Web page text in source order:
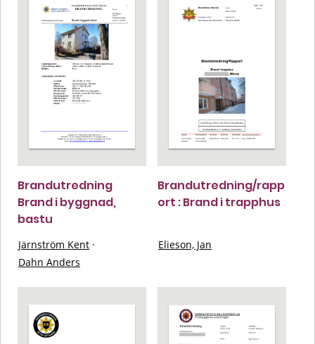
Brandutredning
Brand i byggnad,
bastu
Järnström Kent ·
Dahn Anders
Brandutredning/rapp
ort : Brand i trapphus
Elieson, Jan